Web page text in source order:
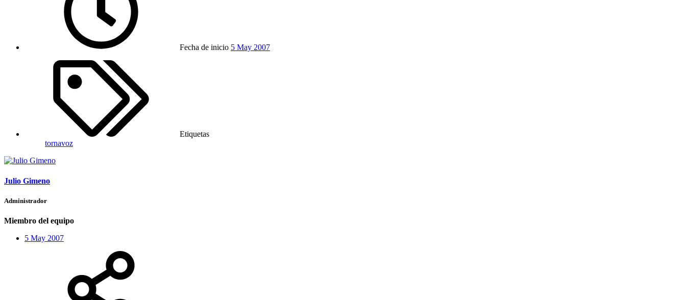
Fecha de inicio 5 May 2007
Etiquetas
tornavoz
Julio Gimeno
Administrador
Miembro del equipo
5 May 2007